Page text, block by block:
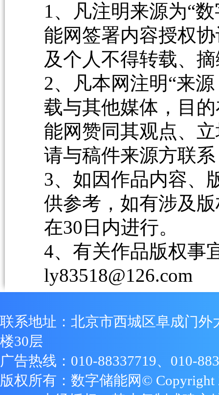
1、凡注明来源为“
能网签署内容授权
及个人不得转载、
2、凡本网注明“来
载与其他媒体，目
能网赞同其观点、
请与稿件来源方联
3、如因作品内容、
供参考，如有涉及
在30日内进行。
4、有关作品版权事
ly83518@126.com
联系地址：北京市西城区阜成门外
楼30层
广告热线：010-88337719、010-
版权所有：数字储能网© Copyright